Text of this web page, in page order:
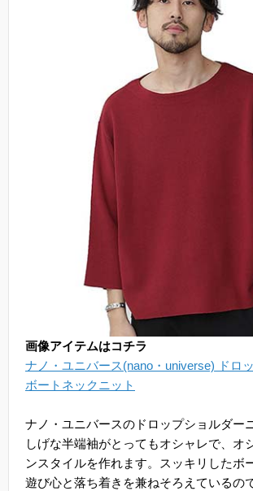
画像アイテムはコチラ
ナノ・ユニバース(nano・universe) ドロ
ボートネックニット
ナノ・ユニバースのドロップショルダー
しげな半端袖がとってもオシャレで、オ
ンスタイルを作れます。スッキリしたボ
遊び心と落ち着きを兼ねそろえているの